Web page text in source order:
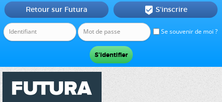
Se souvenir de moi ?
Retour sur Futura  S'inscrire